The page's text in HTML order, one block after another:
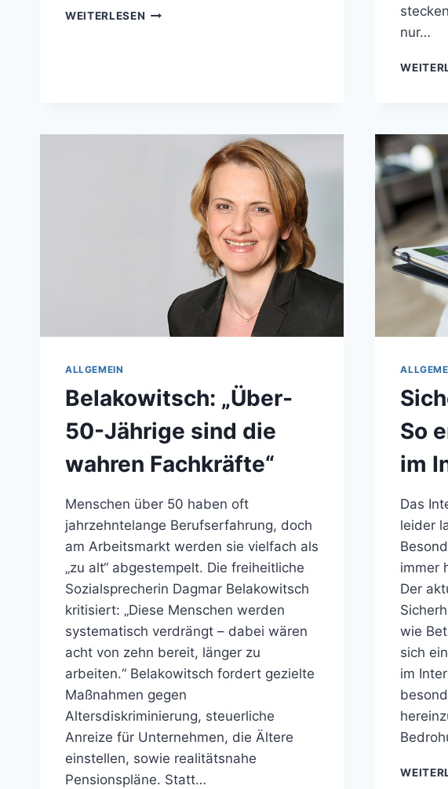
WEITERLESEN WIEN
GENERATION!“
nur…
ALLGEMEIN
Belakowitsch: „Über-
50-Jährige sind die
wahren Fachkräfte“
Menschen über 50 haben oft
jahrzehntelange Berufserfahrung, doch
am Arbeitsmarkt werden sie vielfach als
„zu alt“ abgestempelt. Die freiheitliche
Sozialsprecherin Dagmar Belakowitsch
kritisiert: „Diese Menschen werden
systematisch verdrängt – dabei wären
acht von zehn bereit, länger zu
arbeiten.“ Belakowitsch fordert gezielte
Maßnahmen gegen
Altersdiskriminierung, steuerliche
Anreize für Unternehmen, die Ältere
einstellen, sowie realitätsnahe
Pensionspläne. Statt…
So
im
Das
leider
immer
Der
wie
sich
im